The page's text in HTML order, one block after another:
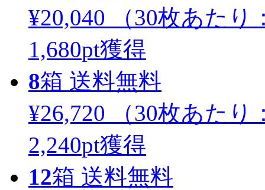
¥20,040
（30枚あたり
1,680pt獲得
8箱 送料無料
¥26,720
（30枚あたり
2,240pt獲得
12箱 送料無料